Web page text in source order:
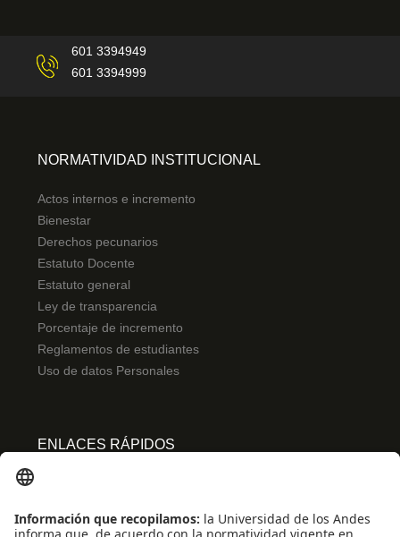
601 3394949
601 3394999
NORMATIVIDAD INSTITUCIONAL
Actos internos e incremento
Bienestar
Derechos pecunarios
Estatuto Docente
Estatuto general
Ley de transparencia
Porcentaje de incremento
Reglamentos de estudiantes
Uso de datos Personales
ENLACES RÁPIDOS
Convivencia y transparencia